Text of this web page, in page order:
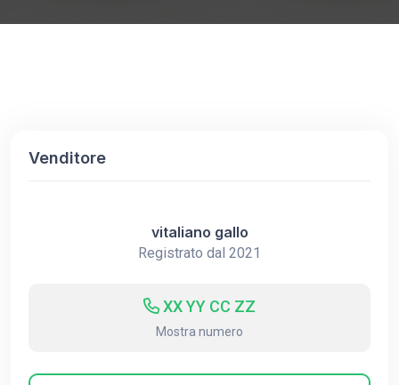
Venditore
vitaliano gallo
Registrato dal 2021
XX YY CC ZZ
Mostra numero